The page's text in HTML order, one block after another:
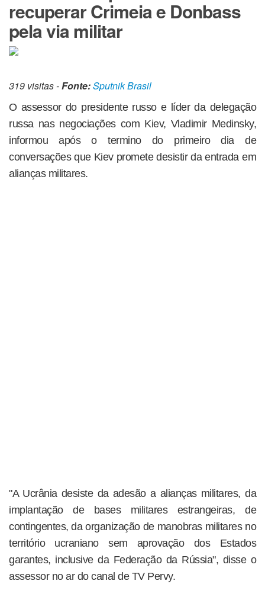
recuperar Crimeia e Donbass
pela via militar
319 visitas -Fonte:Sputnik Brasil
O assessor do presidente russo e líder da delegação
russa nas negociações com Kiev, Vladimir Medinsky,
informou após o termino do primeiro dia de
conversações que Kiev promete desistir da entrada em
alianças militares.
"A Ucrânia desiste da adesão a alianças militares, da
implantação de bases militares estrangeiras, de
contingentes, da organização de manobras militares no
território ucraniano sem aprovação dos Estados
garantes, inclusive da Federação da Rússia", disse o
assessor no ar do canal de TV Pervy.